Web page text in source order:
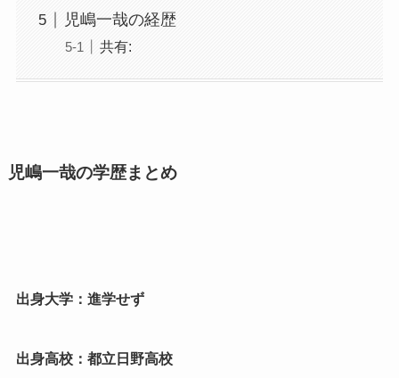
児嶋一哉の経歴
共有:
児嶋一哉の学歴まとめ
出身大学：進学せず
出身高校：都立日野高校